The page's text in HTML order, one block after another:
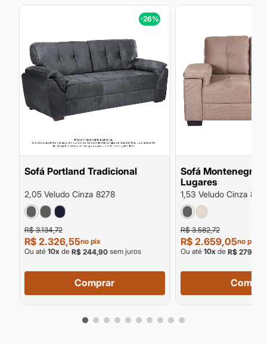
-26%
Sofá Portland Tradicional
2,05 Veludo Cinza 8278
R$ 3.134,72
R$ 2.326,55no pix
Ou até 10x de R$ 244,90sem juros
Comprar
Sofá Montenegro
Lugares
1,53 Veludo Cinza
R$ 3.582,72
R$ 2.659,05no pix
Ou até 10x de R$ 279,90